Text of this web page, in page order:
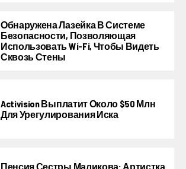
Обнаружена Лазейка В Системе
Безопасности, Позволяющая
Использовать Wi-Fi, Чтобы Видеть
Сквозь Стены
Activision Выплатит Около $50 Млн
Для Урегулирования Иска
Пенсия Сестры Маликова: Артистка